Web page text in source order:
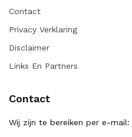
Contact
Privacy Verklaring
Disclaimer
Links En Partners
Contact
Wij zijn te bereiken per e-mail: